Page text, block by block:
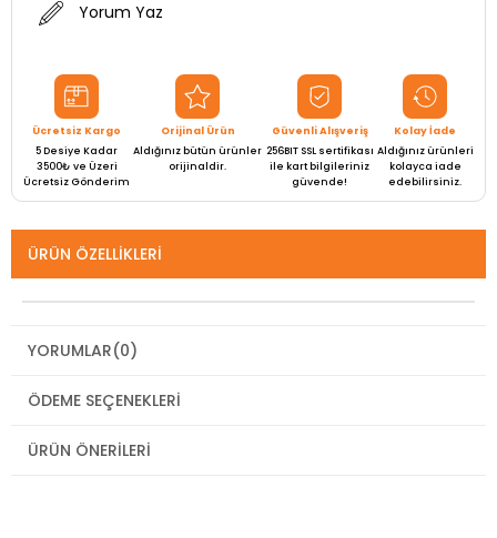
Yorum Yaz
Ücretsiz Kargo
5 Desiye Kadar
3500₺ ve Üzeri
Ücretsiz Gönderim
Orijinal Ürün
Aldığınız bütün ürünler
orijinaldir.
Güvenli Alışveriş
256BIT SSL sertifikası
ile kart bilgileriniz
güvende!
Kolay İade
Aldığınız ürünleri
kolayca iade
edebilirsiniz.
ÜRÜN ÖZELLIKLERI
YORUMLAR(0)
ÖDEME SEÇENEKLERI
ÜRÜN ÖNERILERI